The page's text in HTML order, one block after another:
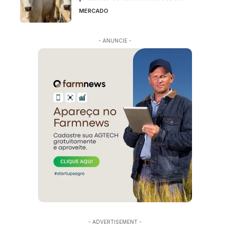
MERCADO
- ANUNCIE -
- ADVERTISEMENT -